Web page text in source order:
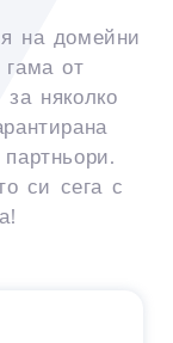
на домейни
от
няколко
си сега с